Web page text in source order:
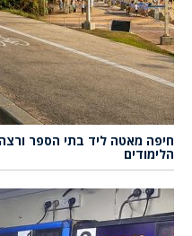
חיפה מאטה ליד בתי הספר
הלימודים